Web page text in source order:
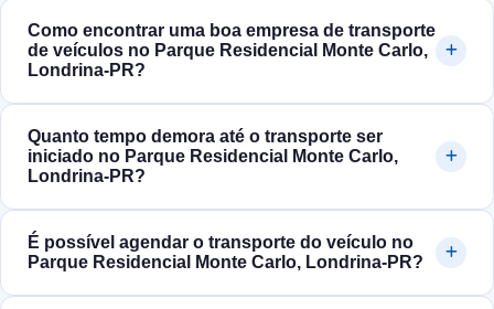
Como encontrar uma boa empresa de transporte
de veículos no Parque Residencial Monte Carlo,
Londrina‑PR?
Quanto tempo demora até o transporte ser
iniciado no Parque Residencial Monte Carlo,
Londrina‑PR?
É possível agendar o transporte do veículo no
Parque Residencial Monte Carlo, Londrina‑PR?